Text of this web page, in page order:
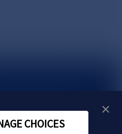
CHOICES